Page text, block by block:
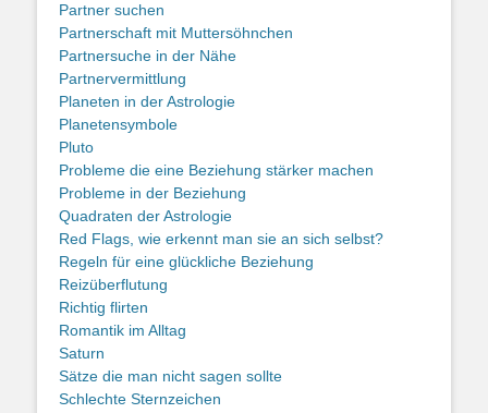
Partner suchen
Partnerschaft mit Muttersöhnchen
Partnersuche in der Nähe
Partnervermittlung
Planeten in der Astrologie
Planetensymbole
Pluto
Probleme die eine Beziehung stärker machen
Probleme in der Beziehung
Quadraten der Astrologie
Red Flags, wie erkennt man sie an sich selbst?
Regeln für eine glückliche Beziehung
Reizüberflutung
Richtig flirten
Romantik im Alltag
Saturn
Sätze die man nicht sagen sollte
Schlechte Sternzeichen